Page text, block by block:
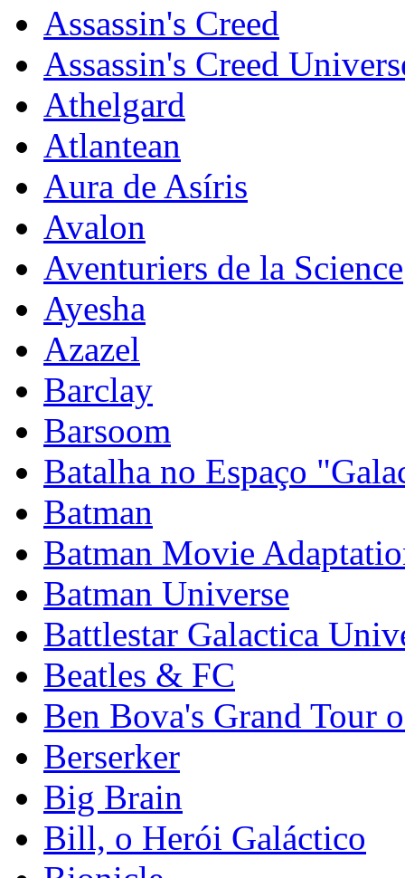
Assassin's Creed
Assassin's Creed
Athelgard
Atlantean
Aura de Asíris
Avalon
Aventuriers de la Science
Ayesha
Azazel
Barclay
Barsoom
Batalha no Espaço
Batman
Batman Movie
Batman Universe
Battlestar Galactica
Beatles & FC
Ben Bova's Grand Tour
Berserker
Big Brain
Bill, o Herói Galáctico